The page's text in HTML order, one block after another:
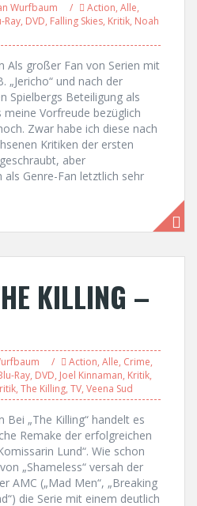
Wurfbaum Action, Alle,
Ray, DVD, Falling Skies, Kritik, Noah
Als großer Fan von Serien mit
„Jericho“ und nach der
Spielbergs Beteiligung als
Vorfreude bezüglich
Zwar habe ich diese nach
Kritiken der ersten
aber
Genre-Fan letztlich sehr
KILLING –
Action, Alle, Crime,
Ray, DVD, Joel Kinnaman, Kritik,
, The Killing, TV, Veena Sud
„The Killing“ handelt es
Remake der erfolgreichen
Lund“. Wie schon
„Shameless“ versah der
AMC („Mad Men“, „Breaking
die Serie mit einem deutlich